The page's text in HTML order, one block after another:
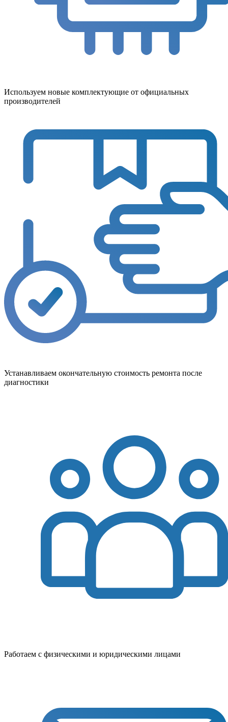
Используем новые комплектующие от официальных
производителей
Устанавливаем окончательную стоимость ремонта после
диагностики
Работаем с физическими и юридическими лицами